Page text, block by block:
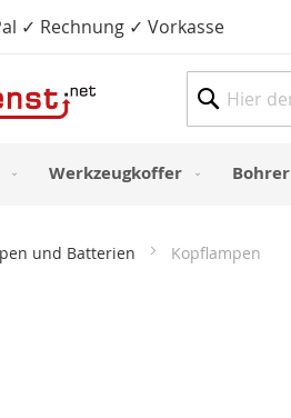
✓ Rechnung ✓ VorkasseDirekt
Werkzeugkoffer Bohrer
und Batterien Kopflampen